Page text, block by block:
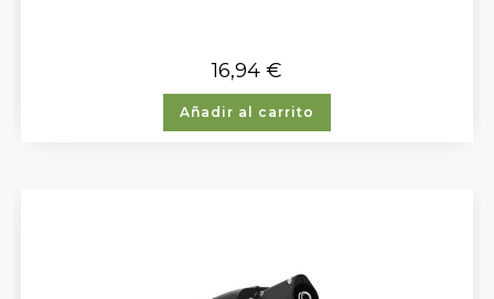
16,94 €
Añadir al carrito